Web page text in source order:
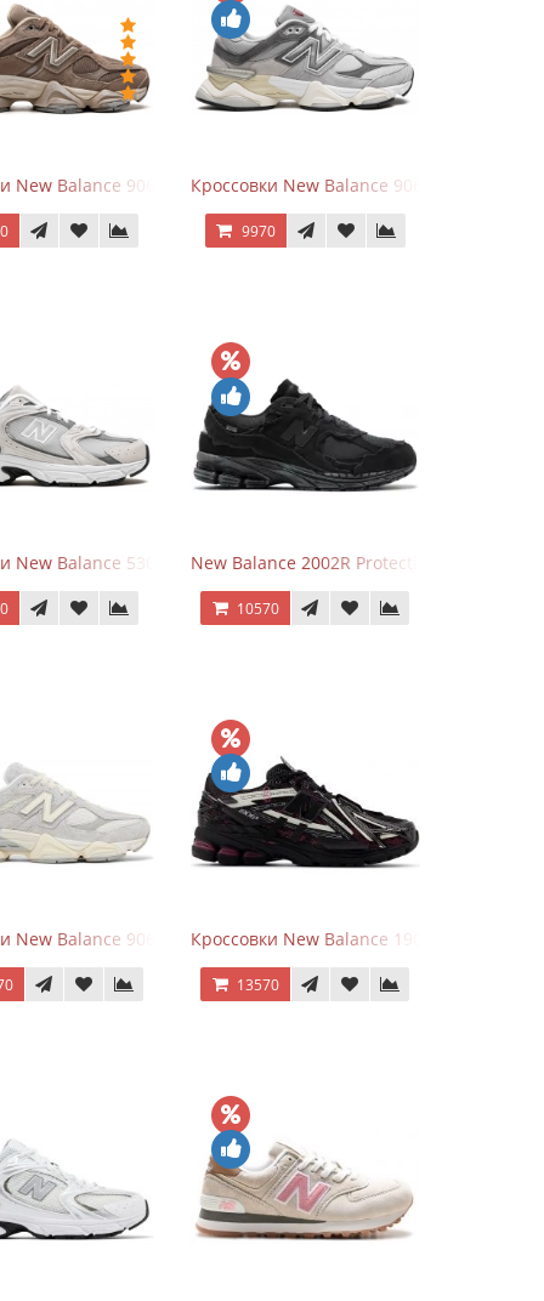
New Balance 9060 MushroomКроссовки New Balance 9060 Rain Cloud
9970
New Balance 530 Grey Matter Harbor Grey
New Balance 2002R Protection Phantom
10570
Dark Grey
New Balance 9060 Quartz GreyКроссовки New Balance 1906A Dragon
13570